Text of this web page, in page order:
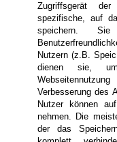
Zugriffsgerät
spezifische, auf
speichern.
Nutzern (z.B.
dienen sie,
Verbesserung des
Nutzer können
nehmen. Die
der das